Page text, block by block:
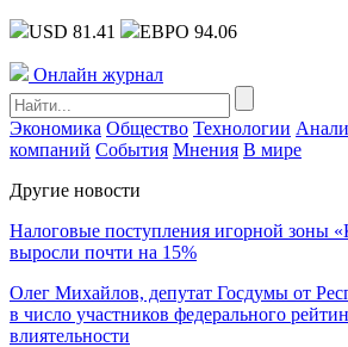
USD 81.41 ЕВРО 94.06
Онлайн журнал
Экономика Общество Технологии
компаний События Мнения В мире
Другие новости
Налоговые поступления игорной зоны
выросли почти на 15%
Олег Михайлов, депутат Госдумы от
в число участников федерального
влиятельности